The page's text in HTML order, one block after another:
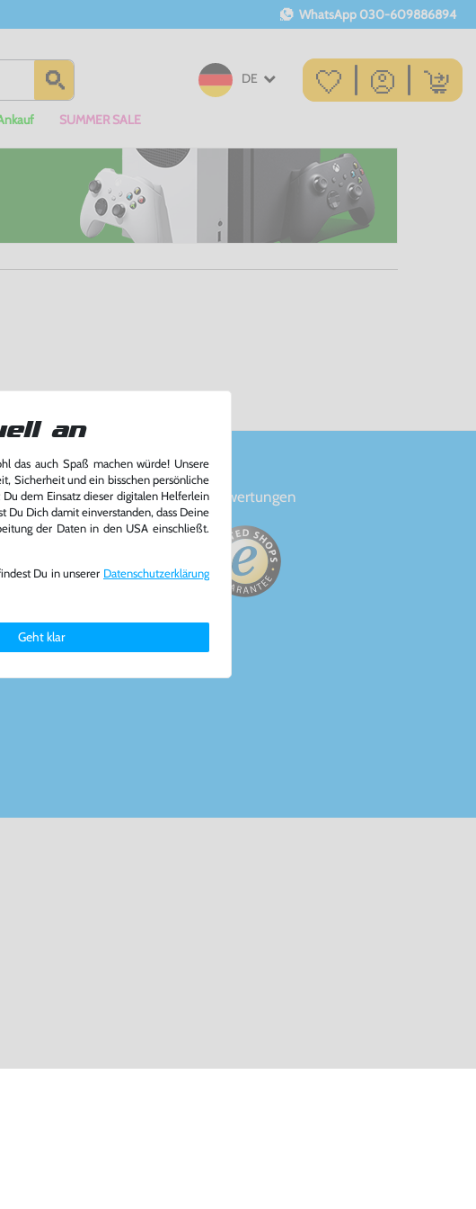
WhatsApp 030-609886894
DE
SUMMER SALE
Bewertungen
an
das auch Spaß machen würde! Unsere
Sicherheit und ein bisschen persönliche
dem Einsatz dieser digitalen Helferlein
Du Dich damit einverstanden, dass Deine
der Daten in den USA einschließt.
Du in unserer Daten­schutz­erklärung
Geht klar